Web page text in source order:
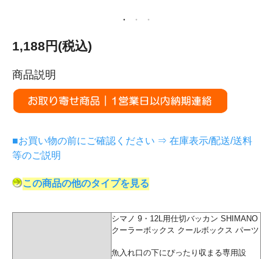
1,188円(税込)
商品説明
■お買い物の前にご確認ください ⇒ 在庫表示/配送/送料
等のご説明
この商品の他のタイプを見る
シマノ 9・12L用仕切バッカン SHIMANO
クーラーボックス クールボックス パーツ
魚入れ口の下にぴったり収まる専用設